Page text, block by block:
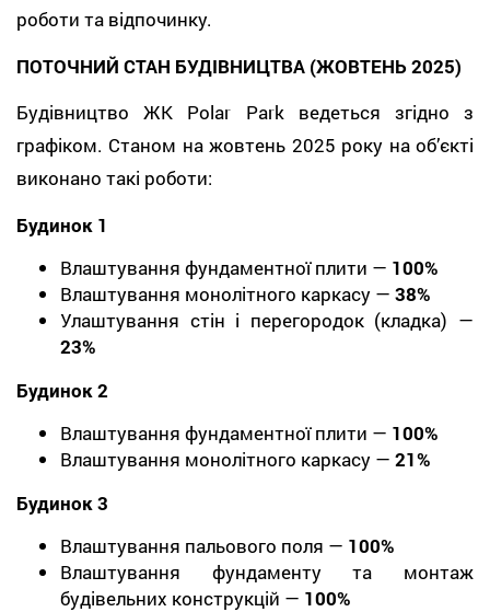
роботи та відпочинку.
ПОТОЧНИЙ СТАН БУДІВНИЦТВА (ЖОВТЕНЬ 2025)
Будівництво ЖК Polar Park ведеться згідно з
графіком. Станом на жовтень 2025 року на об’єкті
виконано такі роботи:
Будинок 1
Влаштування фундаментної плити — 100%
Влаштування монолітного каркасу — 38%
Улаштування стін і перегородок (кладка) —
23%
Будинок 2
Влаштування фундаментної плити — 100%
Влаштування монолітного каркасу — 21%
Будинок 3
Влаштування пальового поля — 100%
Влаштування фундаменту та монтаж
будівельних конструкцій — 100%